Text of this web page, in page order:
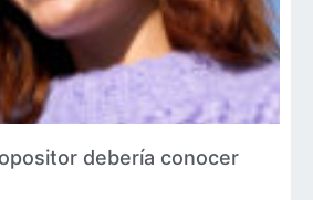
debería conocer